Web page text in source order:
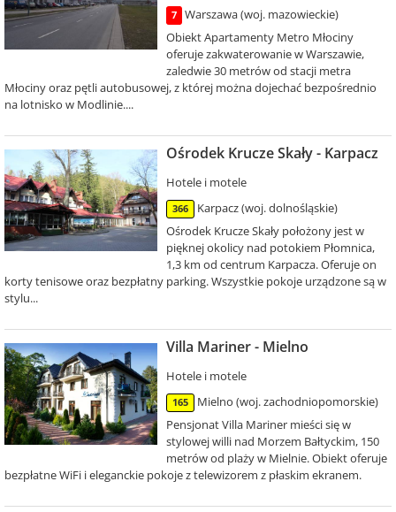
7
Warszawa (woj. mazowieckie)
Obiekt Apartamenty Metro Młociny
oferuje zakwaterowanie w Warszawie,
zaledwie 30 metrów od stacji metra
Młociny oraz pętli autobusowej, z której można dojechać bezpośrednio
na lotnisko w Modlinie....
Ośrodek Krucze Skały - Karpacz
Hotele i motele
366
Karpacz (woj. dolnośląskie)
Ośrodek Krucze Skały położony jest w
pięknej okolicy nad potokiem Płomnica,
1,3 km od centrum Karpacza. Oferuje on
korty tenisowe oraz bezpłatny parking. Wszystkie pokoje urządzone są w
stylu...
Villa Mariner - Mielno
Hotele i motele
165
Mielno (woj. zachodniopomorskie)
Pensjonat Villa Mariner mieści się w
stylowej willi nad Morzem Bałtyckim, 150
metrów od plaży w Mielnie. Obiekt oferuje
bezpłatne WiFi i eleganckie pokoje z telewizorem z płaskim ekranem.